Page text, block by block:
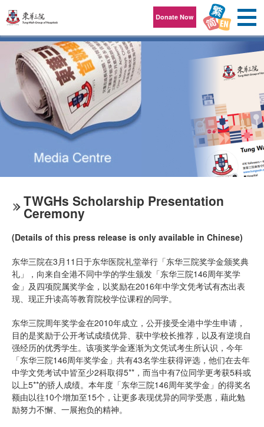
Donate Now
TWGHs Scholarship Presentation
Ceremony
(Details of this press release is only available in Chinese)
东华三院在3月11日于东华医院礼堂举行「东华三院奖学金颁奖典
礼」，向来自全港不同中学的学生颁发「东华三院146周年奖学
金」及四项院属奖学金，以奖励在2016年中学文凭考试有杰出表
现、现正升读高等教育院校学位课程的同学。
东华三院周年奖学金在2010年成立，公开接受全港中学生申请，
目的是奖励于公开考试成绩优异、获中学校长推荐，以及有逆境自
强经历的优秀学生。该项奖学金逐渐为文凭试考生所认识，今年
「东华三院146周年奖学金」共有43名学生获得评选，他们在去年
中学文凭考试中皆至少2科取得5**，而当中有7位同学更考获5科或
以上5**的骄人成绩。本年度「东华三院146周年奖学金」的得奖名
额由以往10个增加至15个，让更多表现优异的同学受惠，藉此勉
励努力不懈、一展抱负的精神。